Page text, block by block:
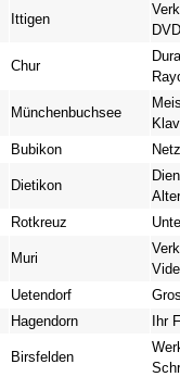
Ittigen
Chur
Münchenbuchsee
Bubikon
Dietikon
Rotkreuz
Muri
Uetendorf
Hagendorn Ihr
Birsfelden